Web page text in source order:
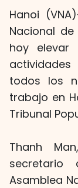
Hanoi
Nacional
hoy
todos los
trabajo en
Tribunal
Thanh
Asamblea